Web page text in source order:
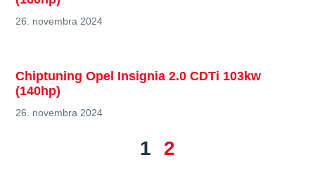
26. novembra 2024
Chiptuning Opel Insignia 2.0 CDTi 103kw
(140hp)
26. novembra 2024
1 2